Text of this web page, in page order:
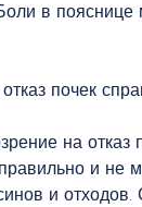
в пояснице
почек
на отказ
и не
и